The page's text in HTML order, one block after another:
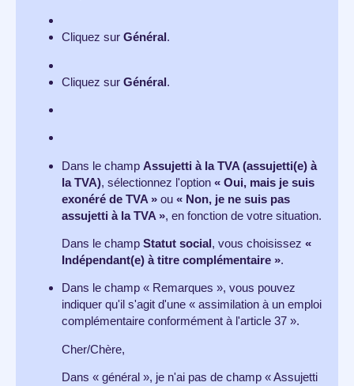
Cliquez sur Général.
Cliquez sur Général.
Dans le champ Assujetti à la TVA (assujetti(e) à
la TVA), sélectionnez l'option « Oui, mais je suis
exonéré de TVA » ou « Non, je ne suis pas
assujetti à la TVA », en fonction de votre situation.
Dans le champ Statut social, vous choisissez «
Indépendant(e) à titre complémentaire ».
Dans le champ « Remarques », vous pouvez
indiquer qu'il s'agit d'une « assimilation à un emploi
complémentaire conformément à l'article 37 ».
Cher/Chère,
Dans « général », je n'ai pas de champ « Assujetti